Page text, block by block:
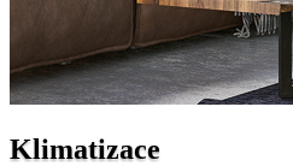
Klimatizace